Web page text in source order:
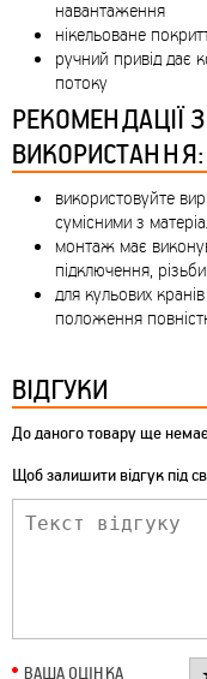
навантаження
нікельоване
ручний привід дає
потоку
РЕКОМЕНДАЦІЇ
ВИКОРИСТАННЯ:
використовуйте
сумісними з
монтаж має
підключення,
для кульових
положення
ВІДГУКИ
До даного товару ще
Щоб залишити відгук під
ВАША ОЦІНКА